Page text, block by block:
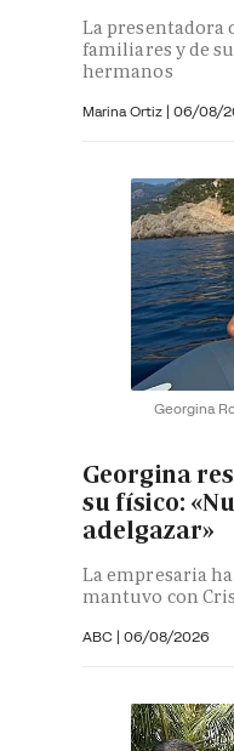
La presentadora
familiares y de
hermanos
Marina Ortiz | 06/08/
Georgina
Georgina
su físico:
adelgazar»
La empresaria
mantuvo con
ABC | 06/08/2026